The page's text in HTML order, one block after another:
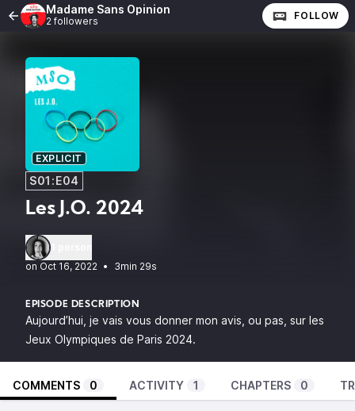
Madame Sans Opinion
2 followers FOLLOW
EXPLICIT
S01:E04
Les J.O. 2024
•
3min 29s
EPISODE DESCRIPTION
Aujourd’hui, je vais vous donner mon avis, ou pas, sur les
Jeux Olympiques de Paris 2024.
COMMENTS 0 ACTIVITY 1 CHAPTERS 0